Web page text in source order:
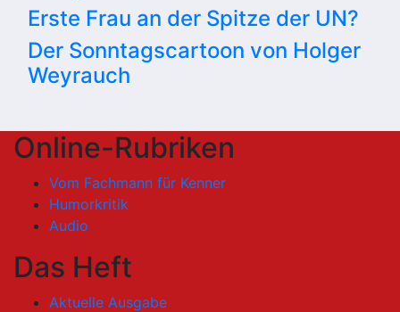
Erste Frau an der Spitze der UN?
Der Sonntagscartoon von Holger
Weyrauch
Online-Rubriken
Vom Fachmann für Kenner
Humorkritik
Audio
Das Heft
Aktuelle Ausgabe